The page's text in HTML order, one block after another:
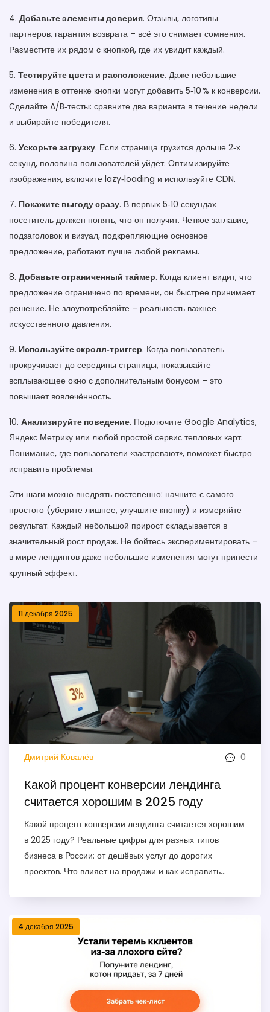
4. Добавьте элементы доверия. Отзывы, логотипы
партнеров, гарантия возврата – всё это снимает сомнения.
Разместите их рядом с кнопкой, где их увидит каждый.
5. Тестируйте цвета и расположение. Даже небольшие
изменения в оттенке кнопки могут добавить 5‑10 % к конверсии.
Сделайте A/B‑тесты: сравните два варианта в течение недели
и выбирайте победителя.
6. Ускорьте загрузку. Если страница грузится дольше 2‑х
секунд, половина пользователей уйдёт. Оптимизируйте
изображения, включите lazy‑loading и используйте CDN.
7. Покажите выгоду сразу. В первых 5‑10 секундах
посетитель должен понять, что он получит. Четкое заглавие,
подзаголовок и визуал, подкрепляющие основное
предложение, работают лучше любой рекламы.
8. Добавьте ограниченный таймер. Когда клиент видит, что
предложение ограничено по времени, он быстрее принимает
решение. Не злоупотребляйте – реальность важнее
искусственного давления.
9. Используйте скролл‑триггер. Когда пользователь
прокручивает до середины страницы, показывайте
всплывающее окно с дополнительным бонусом – это
повышает вовлечённость.
10. Анализируйте поведение. Подключите Google Analytics,
Яндекс Метрику или любой простой сервис тепловых карт.
Понимание, где пользователи «застревают», поможет быстро
исправить проблемы.
Эти шаги можно внедрять постепенно: начните с самого
простого (уберите лишнее, улучшите кнопку) и измеряйте
результат. Каждый небольшой прирост складывается в
значительный рост продаж. Не бойтесь экспериментировать –
в мире лендингов даже небольшие изменения могут принести
крупный эффект.
11 декабря 2025
Дмитрий Ковалёв 0
Какой процент конверсии лендинга
считается хорошим в 2025 году
Какой процент конверсии лендинга считается хорошим
в 2025 году? Реальные цифры для разных типов
бизнеса в России: от дешёвых услуг до дорогих
проектов. Что влияет на продажи и как исправить
4 декабря 2025